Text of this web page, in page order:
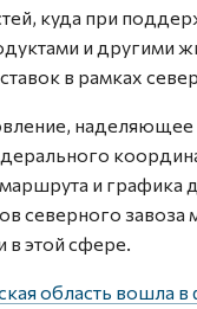
куда при
и другими
в рамках
и графика
северного
в этой сфере.
область вошла